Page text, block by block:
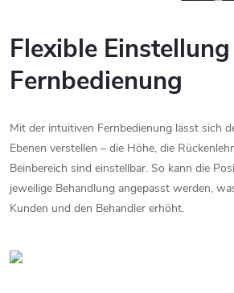
Flexible Einstellung
Fernbedienung
Mit der intuitiven Fernbedienung lässt sich
Ebenen verstellen – die Höhe, die
Beinbereich sind einstellbar. So kann die
jeweilige Behandlung angepasst werden,
Kunden und den Behandler erhöht.